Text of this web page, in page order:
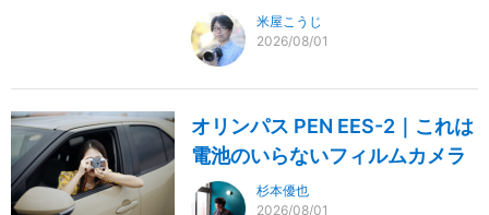
米屋こうじ
2026/08/01
オリンパス PEN EES-2｜これは
電池のいらないフィルムカメラ
杉本優也
2026/08/01